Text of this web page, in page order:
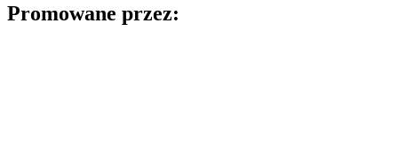
Promowane przez: